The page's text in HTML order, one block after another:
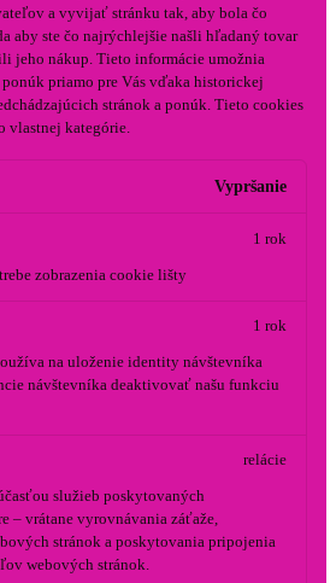
a vyvijať stránku tak, aby bola čo
aby ste čo najrýchlejšie našli hľadaný tovar
jeho nákup. Tieto informácie umožnia
priamo pre Vás vďaka historickej
stránok a ponúk. Tieto cookies
vlastnej kategórie.
Vypršanie
zobrazenia cookie lišty
1 rok
na uloženie identity návštevníka
návštevníka deaktivovať našu funkciu
1 rok
služieb poskytovaných
– vrátane vyrovnávania záťaže,
stránok a poskytovania pripojenia
webových stránok.
relácie